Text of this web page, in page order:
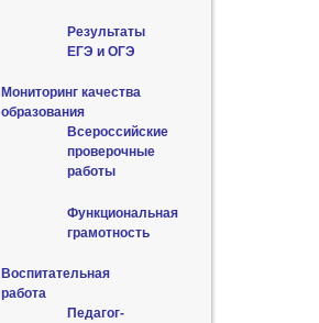
Результаты
ЕГЭ и ОГЭ
Мониторинг качества
образования
Всероссийские
проверочные
работы
Функциональная
грамотность
Воспитательная
работа
Педагог-